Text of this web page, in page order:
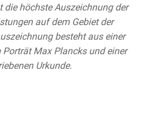
die höchste Auszeichnung der
auf dem Gebiet der
besteht aus einer
Max Plancks und einer
Urkunde.